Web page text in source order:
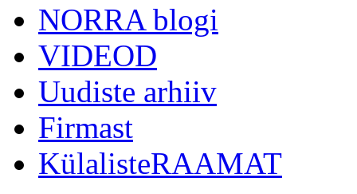
NORRA blogi
VIDEOD
Uudiste arhiiv
Firmast
KülalisteRAAMAT